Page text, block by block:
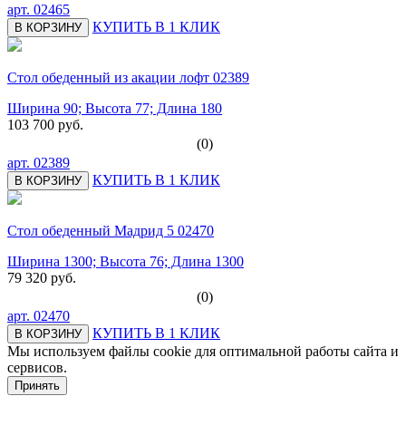
арт. 02465
В КОРЗИНУ КУПИТЬ В 1 КЛИК
Стол обеденный из акации лофт 02389
Ширина 90; Высота 77; Длина 180
103 700 руб.
(0)
арт. 02389
В КОРЗИНУ КУПИТЬ В 1 КЛИК
Стол обеденный Мадрид 5 02470
Ширина 1300; Высота 76; Длина 1300
79 320 руб.
(0)
арт. 02470
В КОРЗИНУ
КУПИТЬ В 1 КЛИК
Мы используем файлы cookie для оптимальной работы сайта и
сервисов.
Принять